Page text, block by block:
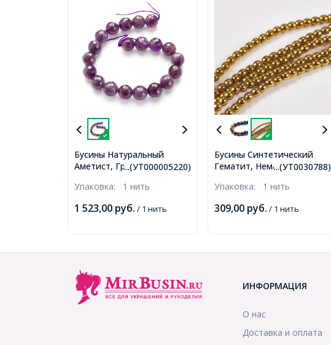
...(УТ000005220)
Бусины Натуральный
Аметист, Граненые, На
10мм, Отверстие 1мм,
около 18шт/18см/нить,
(УТ000005220)
Упаковка: 1 нить
1 523,00 руб. / 1 нить
...(УТ0030788)
Бусины Синтетический
Гематит, Немагнитный, На
Золото, Диаметр: 8мм,
Отв. 1.5мм, около
50шт/40см/нить,
Упаковка: 1 нить
309,00 руб. / 1 нить
ИНФОРМАЦИЯ
О нас
Доставка и оплата